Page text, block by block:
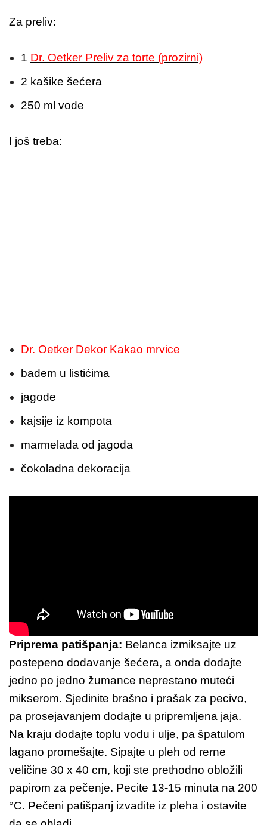
Za preliv:
1 Dr. Oetker Preliv za torte (prozirni)
2 kašike šećera
250 ml vode
I još treba:
Dr. Oetker Dekor Kakao mrvice
badem u listićima
jagode
kajsije iz kompota
marmelada od jagoda
čokoladna dekoracija
Priprema patišpanja: Belanca izmiksajte uz
postepeno dodavanje šećera, a onda dodajte
jedno po jedno žumance neprestano muteći
mikserom. Sjedinite brašno i prašak za pecivo,
pa prosejavanjem dodajte u pripremljena jaja.
Na kraju dodajte toplu vodu i ulje, pa špatulom
lagano promešajte. Sipajte u pleh od rerne
veličine 30 x 40 cm, koji ste prethodno obložili
papirom za pečenje. Pecite 13-15 minuta na 200
°C. Pečeni patišpanj izvadite iz pleha i ostavite